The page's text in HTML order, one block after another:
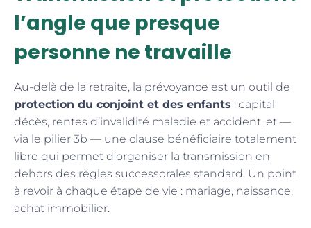
l’angle que presque
personne ne travaille
Au-delà de la retraite, la prévoyance est un outil de
protection du conjoint et des enfants : capital
décès, rentes d’invalidité maladie et accident, et —
via le pilier 3b — une clause bénéficiaire totalement
libre qui permet d’organiser la transmission en
dehors des règles successorales standard. Un point
à revoir à chaque étape de vie : mariage, naissance,
achat immobilier.